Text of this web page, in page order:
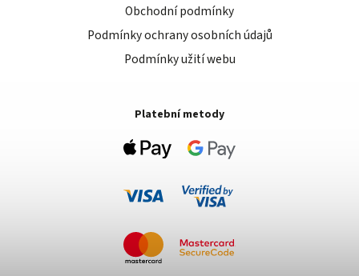
Obchodní podmínky
Podmínky ochrany osobních údajů
Podmínky užití webu
Platební metody